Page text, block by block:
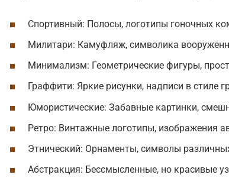
Спортивный: Полосы, логотипы гоночных
Милитари: Камуфляж, символика
Минимализм: Геометрические фигуры,
Граффити: Яркие рисунки, надписи в стиле
Юмористические: Забавные картинки,
Ретро: Винтажные логотипы, изображения
Этнический: Орнаменты, символы
Абстракция: Бессмысленные, но красивые